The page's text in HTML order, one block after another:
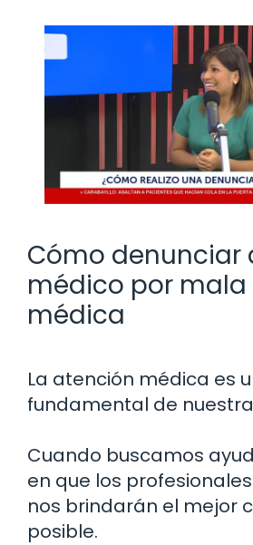
Cómo denunciar
médico por
médica
La atención médica es
fundamental de
Cuando buscamos
en que los
nos brindarán el mejor
posible.